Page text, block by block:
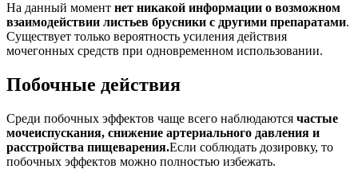
На данный момент нет никакой информации о возможном
взаимодействии листьев брусники с другими препаратами.
Существует только вероятность усиления действия
мочегонных средств при одновременном использовании.
Побочные действия
Среди побочных эффектов чаще всего наблюдаются частые
мочеиспускания, снижение артериального давления и
расстройства пищеварения.Если соблюдать дозировку, то
побочных эффектов можно полностью избежать.